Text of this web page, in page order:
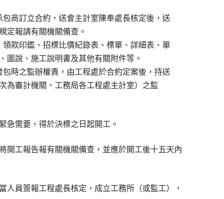
包商訂立合約，送會主計室陳奉處長核定後，送
規定報請有關機關備查。
領款印鑑、招標比價紀錄表、標單、詳細表、單
、圖說、施工說明書及其他有關附件等。
包時之監辦權責，由工程處於合約定案後，持送
次為審計機關、工務局各工程處主計室）之監
開工報告報有關機關備查，並應於開工後十五天內
人員簽報工程處長核定，成立工務所（或監工），